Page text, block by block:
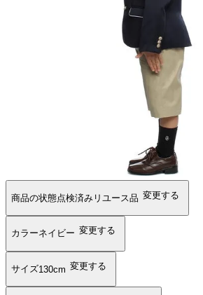
商品の状態点検済みリユース品 変更する
カラーネイビー 変更する
サイズ130cm 変更する